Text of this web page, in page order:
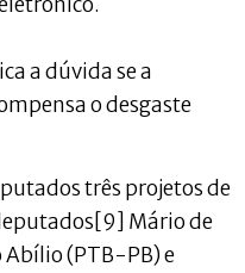
a dúvida se a
o desgaste
três projetos de
Mário de
(PTB-PB) e